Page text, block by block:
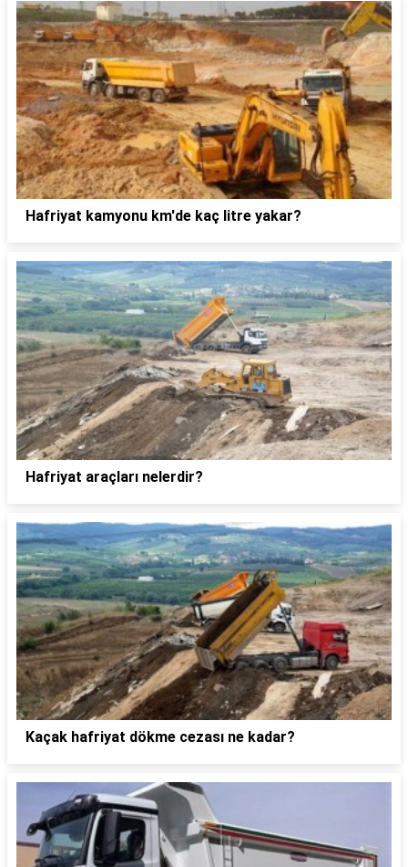
Hafriyat kamyonu km'de kaç litre yakar?
Hafriyat araçları nelerdir?
Kaçak hafriyat dökme cezası ne kadar?